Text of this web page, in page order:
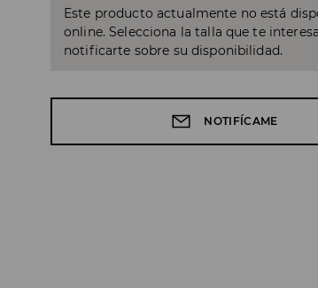
Este producto actualmente no está
online. Selecciona la talla que te
notificarte sobre su disponibilidad.
NOTIFÍCAME